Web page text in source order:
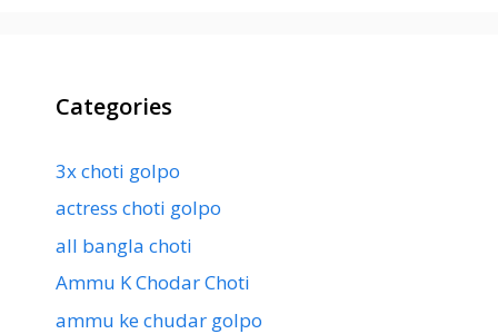
Categories
3x choti golpo
actress choti golpo
all bangla choti
Ammu K Chodar Choti
ammu ke chudar golpo